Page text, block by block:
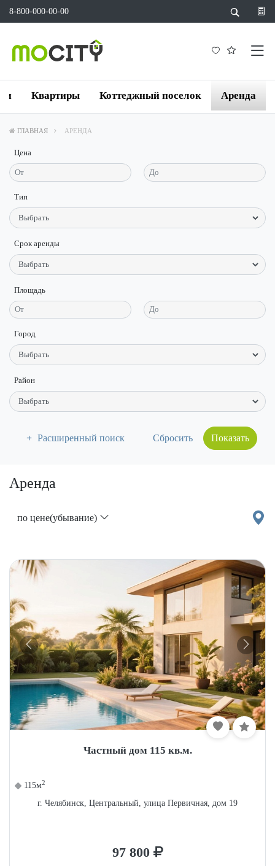
8-800-000-00-00
Квартиры Коттеджный поселок Аренда
ГЛАВНАЯ АРЕНДА
Цена
Тип
Срок аренды
Площадь
Город
Район
Расширенный поиск Показать
Аренда
по цене(убывание)
Частный дом 115 кв.м.
115м2
г. Челябинск, Центральный, улица Первичная, дом 19
97 800